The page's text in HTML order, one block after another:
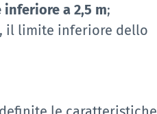
a 2,5 m;
il limite inferiore dello